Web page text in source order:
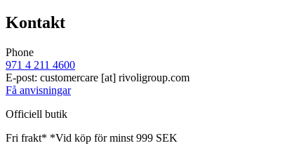
Kontakt
Phone
971 4 211 4600
E-post: customercare [at] rivoligroup.com
Få anvisningar
Officiell butik
Fri frakt* *Vid köp för minst 999 SEK